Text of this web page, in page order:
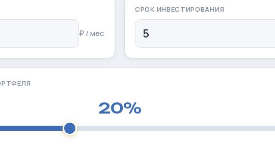
₽ / мес
СРОК ИНВЕСТИРОВАНИЯ
20%